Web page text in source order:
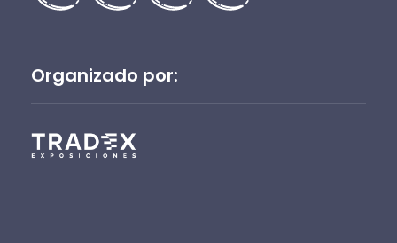
Organizado por: